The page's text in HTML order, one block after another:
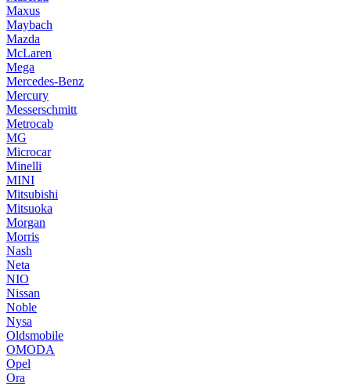
Maxus
Maybach
Mazda
McLaren
Mega
Mercedes-Benz
Mercury
Messerschmitt
Metrocab
MG
Microcar
Minelli
MINI
Mitsubishi
Mitsuoka
Morgan
Morris
Nash
Neta
NIO
Nissan
Noble
Nysa
Oldsmobile
OMODA
Opel
Ora